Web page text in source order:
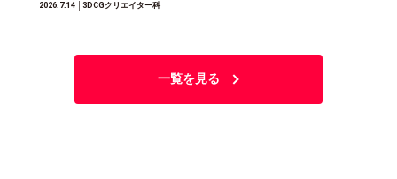
2026.7.14│3DCGクリエイター科
一覧を見る